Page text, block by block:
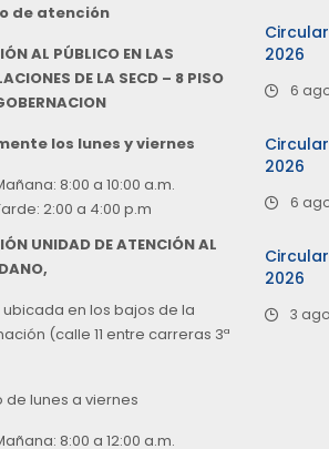
de atención
AL PÚBLICO EN LAS
DE LA SECD – 8 PISO
los lunes y viernes
8:00 a 10:00 a.m.
2:00 a 4:00 p.m
UNIDAD DE ATENCIÓN AL
ubicada en los bajos de la
(calle 11 entre carreras 3ª
de lunes a viernes
8:00 a 12:00 a.m.
2026
6
2026
6
2026
3